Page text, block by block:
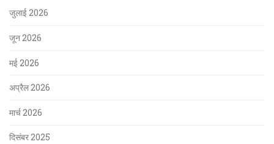
जुलाई 2026
जून 2026
मई 2026
अप्रैल 2026
मार्च 2026
दिसंबर 2025